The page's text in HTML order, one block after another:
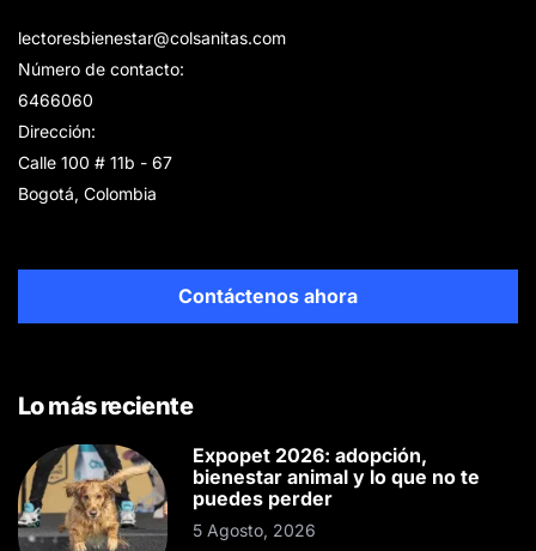
lectoresbienestar@colsanitas.com
Número de contacto:
6466060
Dirección:
Calle 100 # 11b - 67
Bogotá, Colombia
Contáctenos ahora
Lo más reciente
Expopet 2026: adopción,
bienestar animal y lo que no te
puedes perder
5 Agosto, 2026